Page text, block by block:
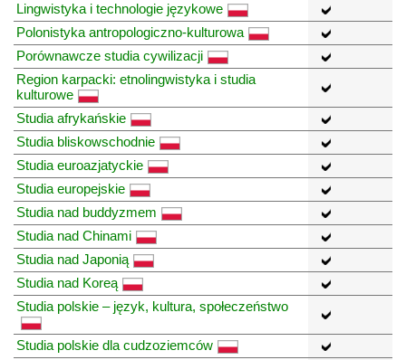
Lingwistyka i technologie językowe
Polonistyka antropologiczno-kulturowa
Porównawcze studia cywilizacji
Region karpacki: etnolingwistyka i studia
kulturowe
Studia afrykańskie
Studia bliskowschodnie
Studia euroazjatyckie
Studia europejskie
Studia nad buddyzmem
Studia nad Chinami
Studia nad Japonią
Studia nad Koreą
Studia polskie – język, kultura, społeczeństwo
Studia polskie dla cudzoziemców